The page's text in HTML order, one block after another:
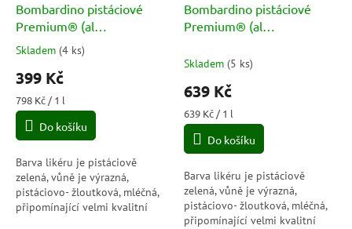
Bombardino pistáciové
Premium® (al
PISTACCHIO) 17% 0,5l
Průměrné
hodnocení
produktu
je
5,0
5
hvězdiček.
Skladem (4 ks)
399 Kč
Měrná
cena:
798 Kč / 1 l
Do košíku
Barva likéru je pistáciově
zelená, vůně je výrazná,
pistáciovo- žloutková, mléčná,
připomínající velmi kvalitní
Bombardino pistáciové
Premium® (al
Skladem (5 ks)
639 Kč
Měrná
cena:
639 Kč / 1 l
Do košíku
Barva likéru je pistáciově
zelená, vůně je výrazná,
pistáciovo- žloutková, mléčná,
připomínající velmi kvalitní